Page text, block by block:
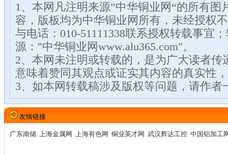
1、本网凡注明来源”中华铜业网“的所有图
容，版板均为中华铜业网所有，未经授权
与电话：010-51111338联系授权转载事宜
源："中华铜业网www.alu365.com"。
2、本网未注明或转载的，是为广大读者传
意味着赞同其观点或证实其内容的真实性
3、如本网转载稿涉及版权等问题，请作者